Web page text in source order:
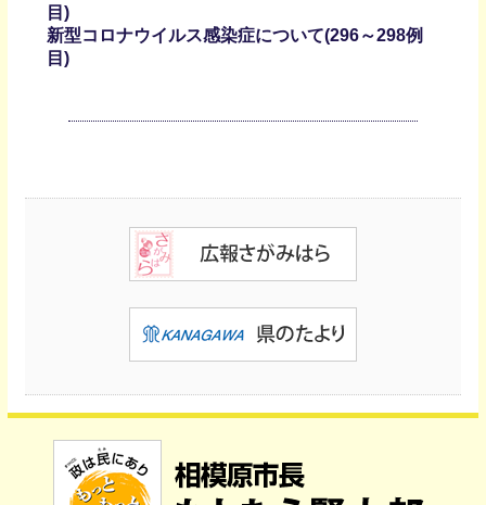
目)
新型コロナウイルス感染症について(296～298例
目)